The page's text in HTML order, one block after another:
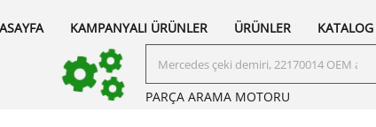
KAMPANYALI ÜRÜNLER ÜRÜNLER KATALOG
PARÇA ARAMA MOTORU